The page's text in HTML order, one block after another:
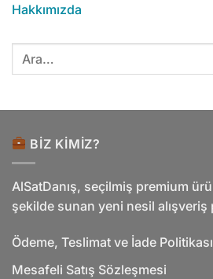
Hakkımızda
Ara:
BIZ KIMIZ?
AlSatDanış, seçilmiş premium
şekilde sunan yeni nesil
Ödeme, Teslimat ve İade Politikası
Mesafeli Satış Sözleşmesi